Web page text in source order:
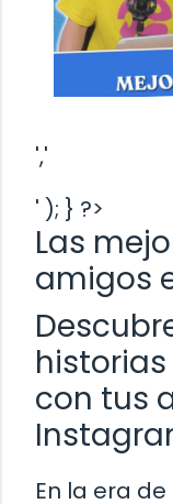
','
' ); } ?>
Las
amigos
con tus
En la era